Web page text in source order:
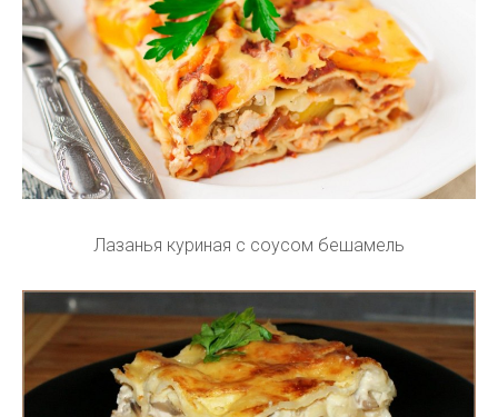
Лазанья куриная с соусом бешамель